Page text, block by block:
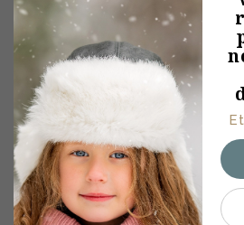
Tuque pour nouveau-né en tricot
18.00